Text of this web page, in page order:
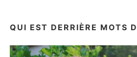
QUI EST DERRIÈRE MOTS